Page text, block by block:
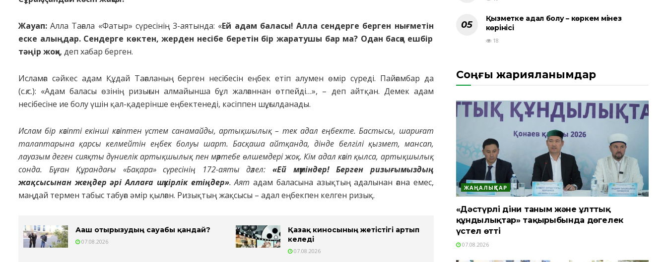
Жауап: Алла Тағала «Фатыр» сүресінің 3-аятында: «Ей адам баласы! Алла сендерге берген нығметін
еске алыңдар.Сендерге көктен, жерден несібе беретін бір жаратушы бар ма? Одан басқа ешбір
тәңір жоқ», деп хабар берген.
Исламға сәйкес адам Құдай Тағаланың берген несібесін еңбек етіп алумен өмір сүреді. Пайғамбар да
(с.ғ.с.): «Адам баласы өзінің ризығын алмайынша бұл жалғаннан өтпейді…», – деп айтқан. Демек адам
несібесіне ие болу үшін қал-қадерінше еңбектенеді, кәсіппен шұғылданады.
Ислам бір кәсіпті екінші кәсіптен үстем санамайды, артықшылық – тек адал еңбекте. Бастысы, шариғат
талаптарына қарсы келмейтін еңбек болуы шарт. Басқаша айтқанда, дінде белгілі қызмет, мансап,
лауазым деген сияқты дүниелік артықшылық пен мәртебе өлшемдері жоқ. Кім адал кәсіп қылса, артықшылық
сонда. Бұған Құрандағы «Бақара» сүресінің 172-аяты дәлел: «Ей мүміндер!Берген ризығымыздың
жақсысынан жеңдерәрі Аллаға шүкірлік етіңдер». Аят адам баласына азықтың адалынан ғана емес,
маңдай термен табыс табуға әмір қылған. Ризықтың жақсысы – адал еңбекпен келген ризық.
Ағаш отырғызудың сауабы қандай?
07.08.2026
Қазақ киносының жетістігі артып
келеді
07.08.2026
Қызметке адал болу – көркем мінез
көрінісі
18
Соңғы жарияланымдар
ЖАҢАЛЫҚТАР
«Дәстүрлі діни таным және ұлттық
құндылықтар» тақырыбында дөңгелек
үстел өтті
07.08.2026